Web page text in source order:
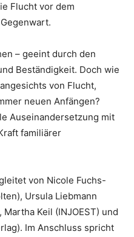
Flucht vor dem
– geeint durch den
Beständigkeit. Doch wie
von Flucht,
neuen Anfängen?
Auseinandersetzung mit
familiärer
von Nicole Fuchs-
Ursula Liebmann
Keil (INJOEST) und
Im Anschluss spricht